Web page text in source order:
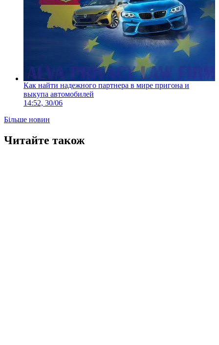
Как найти надежного партнера в мире пригона и
выкупа автомобилей
14:52, 30/06
Більше новин
Читайте також